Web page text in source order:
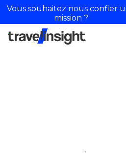
,
Vous souhaitez nous confier
mission ?